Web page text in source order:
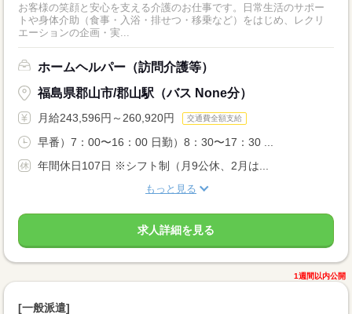
お客様の笑顔と安心を支える介護のお仕事です。日常生活のサポー
トや身体介助（食事・入浴・排せつ・移乗など）をはじめ、レクリ
エーションの企画・実...
ホームヘルパー（訪問介護等）
福島県郡山市/郡山駅（バス None分）
月給243,596円～260,920円 交通費全額支給
早番）7：00〜16：00 日勤）8：30〜17：30 ...
年間休日107日 ※シフト制（月9公休、2月は...
もっと見る
求人詳細を見る
1週間以内公開
[一般派遣]